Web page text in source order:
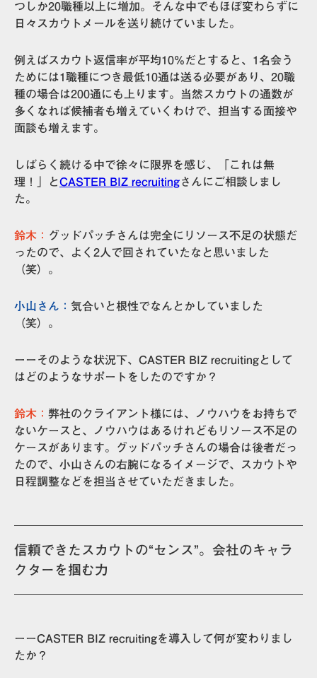
つしか20職種以上に増加。そんな中でもほぼ変わらずに
日々スカウトメールを送り続けていました。
例えばスカウト返信率が平均10%だとすると、1名会う
ためには1職種につき最低10通は送る必要があり、20職
種の場合は200通にも上ります。当然スカウトの通数が
多くなれば候補者も増えていくわけで、担当する面接や
面談も増えます。
しばらく続ける中で徐々に限界を感じ、「これは無
理！」
とCASTER BIZ recruitingさんにご相談しまし
た。
鈴木： グッドパッチさんは完全にリソース不足の状態だ
ったので、よく2人で回されていたなと思いました
（笑）。
小山さん： 気合いと根性でなんとかしていました
（笑）。
ーーそのような状況下、CASTER BIZ recruitingとして
はどのようなサポートをしたのですか？
鈴木： 弊社のクライアント様には、ノウハウをお持ちで
ないケースと、ノウハウはあるけれどもリソース不足の
ケースがあります。グッドパッチさんの場合は後者だっ
たので、小山さんの右腕になるイメージで、スカウトや
日程調整などを担当させていただきました。
信頼できたスカウトの“センス”。会社のキャラ
クターを掴む力
ーーCASTER BIZ recruitingを導入して何が変わりまし
たか？